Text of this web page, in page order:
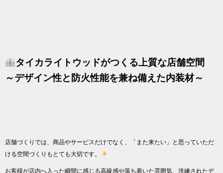
タイカライトウッドがつくる上質な店舗空間
～デザイン性と防火性能を兼ね備えた内装材～
店舗づくりでは、商品やサービスだけでなく、「また来たい」と思っていただ
ける空間づくりもとても大切です。
お客様が店内へ入った瞬間に感じる高級感や落ち着いた雰囲気、洗練されたデ